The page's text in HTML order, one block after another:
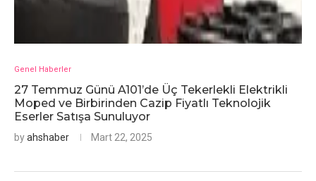
Genel Haberler
27 Temmuz Günü A101’de Üç Tekerlekli Elektrikli
Moped ve Birbirinden Cazip Fiyatlı Teknolojik
Eserler Satışa Sunuluyor
byahshaber Mart 22, 2025